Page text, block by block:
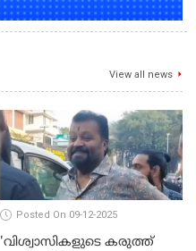
View all news
Posted On 09-12-2025
'വിശ്വാസികളുടെ കരുത്ത്